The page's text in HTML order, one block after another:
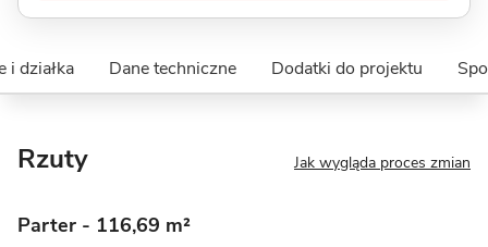
i działka Dane techniczne Dodatki do projektu
Rzuty Jak wygląda proces zmian
Parter - 116,69 m²